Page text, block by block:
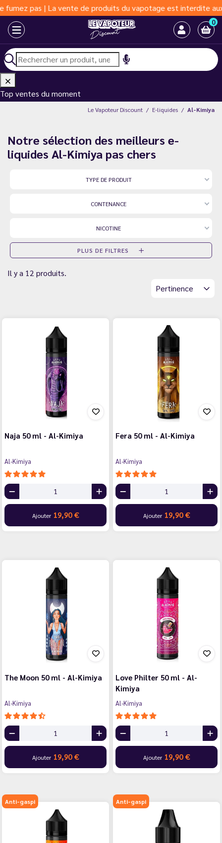
vente de produits du vapotage est interdite aux moins de
0
Top ventes du moment
Le Vapoteur Discount E-liquides Al-Kimiya
Notre sélection des meilleurs e-
liquides Al-Kimiya pas chers
TYPE DE PRODUIT
CONTENANCE
NICOTINE
PLUS DE FILTRES
Il y a 12 produits.
Pertinence
Naja 50 ml - Al-Kimiya
Al-Kimiya
Ajouter 19,90 €
Fera 50 ml - Al-Kimiya
Al-Kimiya
Ajouter 19,90 €
The Moon 50 ml - Al-Kimiya
Al-Kimiya
Ajouter 19,90 €
Love Philter 50 ml - Al-
Kimiya
Al-Kimiya
Ajouter 19,90 €
Anti-gaspi Anti-gaspi